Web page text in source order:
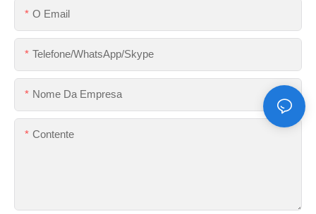
O Email
Telefone/WhatsApp/Skype
Nome Da Empresa
Contente